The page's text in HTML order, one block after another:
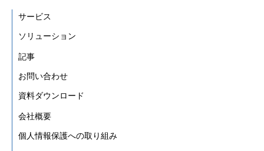
サービス
ソリューション
記事
お問い合わせ
資料ダウンロード
会社概要
個人情報保護への取り組み